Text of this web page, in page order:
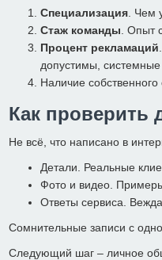
Специализация . Чем
Стаж команды . Опыт
Процент рекламаций
допустимы,
Наличие
Как проверить
Не всё, что написано в
Детали. Реальные
Фото и видео.
Ответы сервиса.
Сомнительные записи с
Следующий шаг – личное